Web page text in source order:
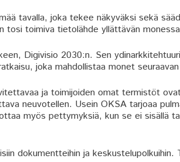
tavalla, joka tekee näkyväksi sekä
toimiva tietolähde yllättävän
Digivisio 2030:n. Sen
joka mahdollistaa monet
ja toimijoiden omat termistöt
neuvotellen. Usein OKSA tarjoaa
myös pettymyksiä, kun se ei sisällä
dokumentteihin ja